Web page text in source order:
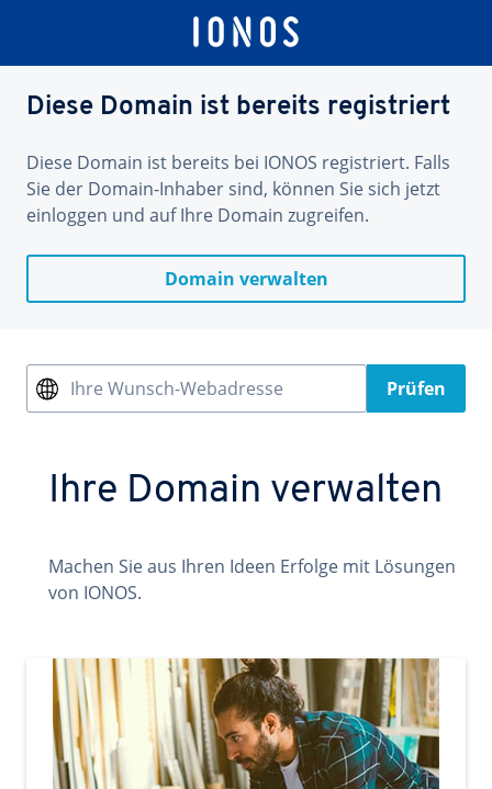
Diese Domain ist bereits registriert
Diese Domain ist bereits bei IONOS registriert. Falls
Sie der Domain-Inhaber sind, können Sie sich jetzt
einloggen und auf Ihre Domain zugreifen.
Domain verwalten
Ihre Wunsch-Webadresse Prüfen
Ihre Domain verwalten
Machen Sie aus Ihren Ideen Erfolge mit Lösungen
von IONOS.